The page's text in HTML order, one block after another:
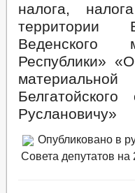
налога,
территории
Веденского
Республики»
Руслановичу»
Опубликовано в
Совета депутатов на